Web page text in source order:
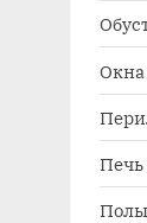
Окна
Печь
Полы